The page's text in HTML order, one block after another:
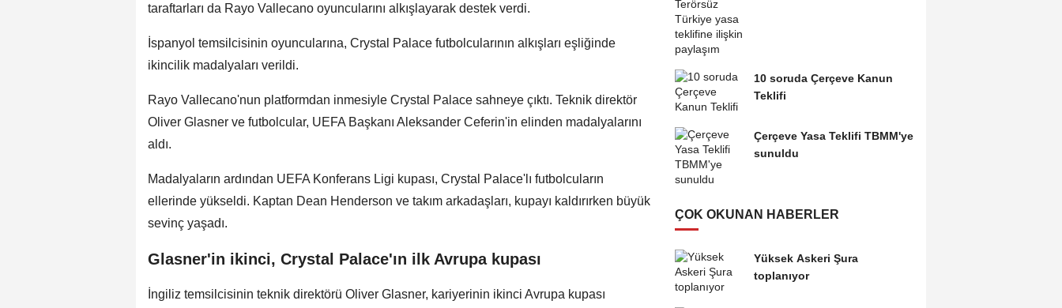
taraftarları da Rayo Vallecano oyuncularını alkışlayarak destek verdi.
İspanyol temsilcisinin oyuncularına, Crystal Palace futbolcularının alkışları eşliğinde
ikincilik madalyaları verildi.
Rayo Vallecano'nun platformdan inmesiyle Crystal Palace sahneye çıktı. Teknik direktör
Oliver Glasner ve futbolcular, UEFA Başkanı Aleksander Ceferin'in elinden madalyalarını
aldı.
Madalyaların ardından UEFA Konferans Ligi kupası, Crystal Palace'lı futbolcuların
ellerinde yükseldi. Kaptan Dean Henderson ve takım arkadaşları, kupayı kaldırırken büyük
sevinç yaşadı.
Glasner'in ikinci, Crystal Palace'ın ilk Avrupa kupası
İngiliz temsilcisinin teknik direktörü Oliver Glasner, kariyerinin ikinci Avrupa kupası
10 soruda Çerçeve Kanun
Teklifi
Çerçeve Yasa Teklifi TBMM'ye
sunuldu
ÇOK OKUNAN HABERLER
Yüksek Askeri Şura
toplanıyor